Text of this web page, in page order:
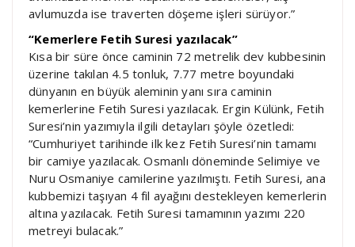
avlumuzda ise traverten döşeme işleri sürüyor.”
“Kemerlere Fetih Suresi yazılacak”
Kısa bir süre önce caminin 72 metrelik dev kubbesinin
üzerine takılan 4.5 tonluk, 7.77 metre boyundaki
dünyanın en büyük aleminin yanı sıra caminin
kemerlerine Fetih Suresi yazılacak. Ergin Külünk, Fetih
Suresi’nin yazımıyla ilgili detayları şöyle özetledi:
“Cumhuriyet tarihinde ilk kez Fetih Suresi’nin tamamı
bir camiye yazılacak. Osmanlı döneminde Selimiye ve
Nuru Osmaniye camilerine yazılmıştı. Fetih Suresi, ana
kubbemizi taşıyan 4 fil ayağını destekleyen kemerlerin
altına yazılacak. Fetih Suresi tamamının yazımı 220
metreyi bulacak.”